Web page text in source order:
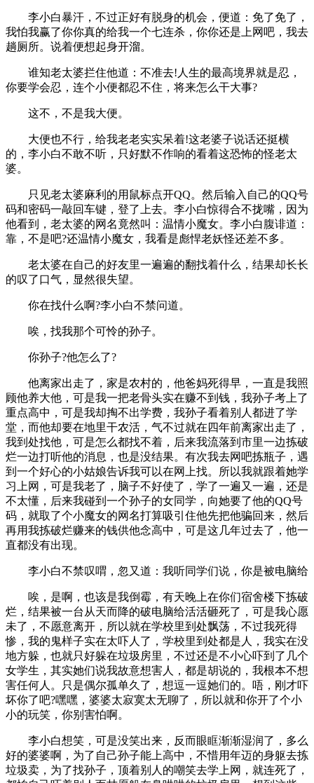
李小白暴汗，不过正好有脱身的机会，便道：免了免了，
我怕我赢了你你真的给我一个七连杀，你你还是上网吧，我去
趟厕所。说着便想起身开溜。
谁知老太婆拦住他道：不准去!人生的最高境界就是忍，
你要学会忍，连个小便都忍不住，将来怎么干大事?
这不，不是我大便。
大便也不行，给我老老实实呆着!这老婆子说话还挺横
的，李小白不敢不听，只好默不作响的看着这恐怖的怪老太
婆。
只见老太婆麻利的用鼠标点开QQ。然后输入自己的QQ号
码和密码一敲回车键，登了上去。李小白惊得合不拢嘴，因为
他看到，老太婆的网名竟然叫：温情小魔女。李小白腹诽道：
靠，不是吧?还温情小魔女，我看是彪悍老妖怪还差不多。
老太婆在自己的好友里一遍遍的翻找着什么，结果却长长
的叹了口气，显然很失望。
你在找什么啊?李小白不禁问道。
唉，找我那个可怜的孙子。
你孙子?他怎么了?
他离家出走了，家是农村的，他爸妈死得早，一直是我照
顾他养大他，可是我一把老骨头实在赚不到钱，我孙子考上了
重点高中，可是我却掏不出学费，我孙子看着别人都进了学
堂，而他却要在地里干农活，气不过就在四年前离家出走了，
我到处找他，可是怎么都找不着，后来我流落到市里一边拣破
烂一边打听他的消息，也是没结果。有次我去网吧拣瓶子，遇
到一个好心的小姑娘告诉我可以在网上找。所以我就跟着她学
习上网，可是我老了，脑子不好使了，学了一遍又一遍，还是
不太懂，后来我碰到一个孙子的女同学，向她要了他的QQ号
码，就取了个小魔女的网名打算吸引住他先把他骗回来，然后
再用我拣破烂赚来的钱供他念高中，可是这几年过去了，他一
直都没有出现。
李小白不禁叹喟，忽又道：我听同学们说，你是被电脑给
唉，是啊，也该是我倒霉，有天晚上在你们宿舍楼下拣破
烂，结果被一台从天而降的破电脑给活活砸死了，可是我心愿
未了，不愿意离开，所以就在学校里到处飘荡，不过我死得
惨，我的鬼样子实在太吓人了，学校里到处都是人，我实在没
地方躲，也就只好躲在垃圾房里，不过还是不小心吓到了几个
女学生，其实她们说我故意想害人，都是胡说的，我根本不想
害任何人。只是偶尔孤单久了，想逗一逗她们的。唔，刚才吓
坏你了吧?嘿嘿，婆婆太寂寞太无聊了，所以就和你开了个小
小的玩笑，你别害怕啊。
李小白想笑，可是没笑出来，反而眼眶渐渐湿润了，多么
好的婆婆啊，为了自己孙子能上高中，不惜用年迈的身躯去拣
垃圾卖，为了找孙子，顶着别人的嘲笑去学上网，就连死了，